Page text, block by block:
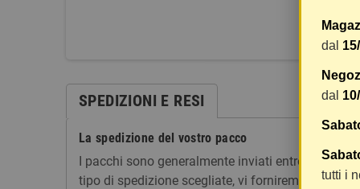
SPEDIZIONI E RESI
La spedizione del vostro pacco
I pacchi sono generalmente inviati entro 2 giorni
tipo di spedizione scegliate, vi forniremo un link
dal
dal
tutti i